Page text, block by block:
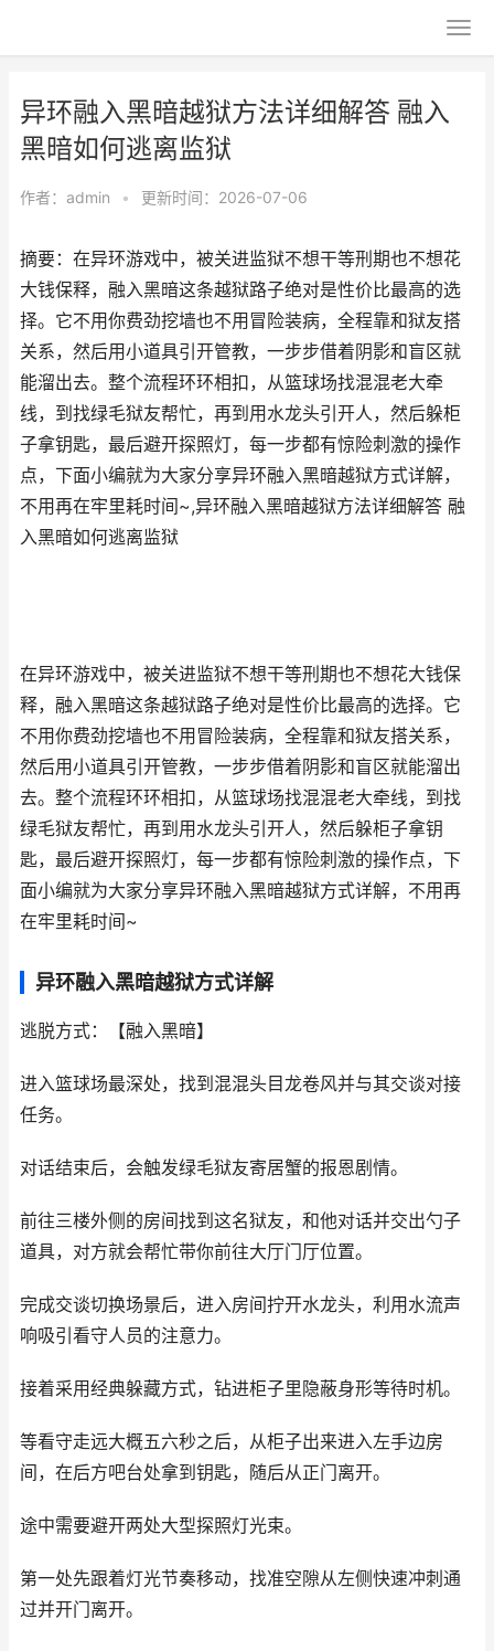
异环融入黑暗越狱方法详细解答 融入
黑暗如何逃离监狱
作者： admin • 更新时间：2026-07-06
摘要：在异环游戏中，被关进监狱不想干等刑期也不想花
大钱保释，融入黑暗这条越狱路子绝对是性价比最高的选
择。它不用你费劲挖墙也不用冒险装病，全程靠和狱友搭
关系，然后用小道具引开管教，一步步借着阴影和盲区就
能溜出去。整个流程环环相扣，从篮球场找混混老大牵
线，到找绿毛狱友帮忙，再到用水龙头引开人，然后躲柜
子拿钥匙，最后避开探照灯，每一步都有惊险刺激的操作
点，下面小编就为大家分享异环融入黑暗越狱方式详解，
不用再在牢里耗时间~,异环融入黑暗越狱方法详细解答 融
入黑暗如何逃离监狱
在异环游戏中，被关进监狱不想干等刑期也不想花大钱保
释，融入黑暗这条越狱路子绝对是性价比最高的选择。它
不用你费劲挖墙也不用冒险装病，全程靠和狱友搭关系，
然后用小道具引开管教，一步步借着阴影和盲区就能溜出
去。整个流程环环相扣，从篮球场找混混老大牵线，到找
绿毛狱友帮忙，再到用水龙头引开人，然后躲柜子拿钥
匙，最后避开探照灯，每一步都有惊险刺激的操作点，下
面小编就为大家分享异环融入黑暗越狱方式详解，不用再
在牢里耗时间~
异环融入黑暗越狱方式详解
逃脱方式：【融入黑暗】
进入篮球场最深处，找到混混头目龙卷风并与其交谈对接
任务。
对话结束后，会触发绿毛狱友寄居蟹的报恩剧情。
前往三楼外侧的房间找到这名狱友，和他对话并交出勺子
道具，对方就会帮忙带你前往大厅门厅位置。
完成交谈切换场景后，进入房间拧开水龙头，利用水流声
响吸引看守人员的注意力。
接着采用经典躲藏方式，钻进柜子里隐蔽身形等待时机。
等看守走远大概五六秒之后，从柜子出来进入左手边房
间，在后方吧台处拿到钥匙，随后从正门离开。
途中需要避开两处大型探照灯光束。
第一处先跟着灯光节奏移动，找准空隙从左侧快速冲刺通
过并开门离开。